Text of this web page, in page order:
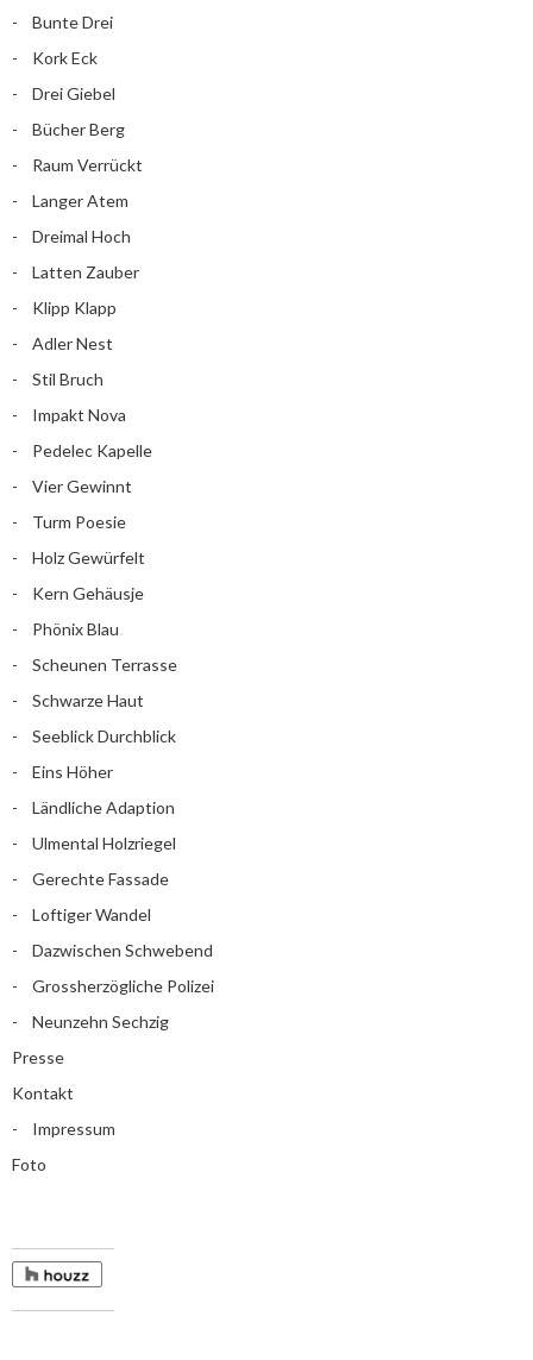
Bunte Drei
Kork Eck
Drei Giebel
Bücher Berg
Raum Verrückt
Langer Atem
Dreimal Hoch
Latten Zauber
Klipp Klapp
Adler Nest
Stil Bruch
Impakt Nova
Pedelec Kapelle
Vier Gewinnt
Turm Poesie
Holz Gewürfelt
Kern Gehäusje
Phönix Blau
Scheunen Terrasse
Schwarze Haut
Seeblick Durchblick
Eins Höher
Ländliche Adaption
Ulmental Holzriegel
Gerechte Fassade
Loftiger Wandel
Dazwischen Schwebend
Grossherzögliche Polizei
Neunzehn Sechzig
Presse
Kontakt
Impressum
Foto